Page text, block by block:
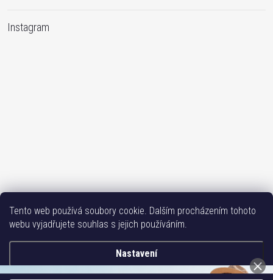
Tento web používá soubory cookie. Dalším procházením tohoto
webu vyjadřujete souhlas s jejich používáním.
Nastavení
Instagram